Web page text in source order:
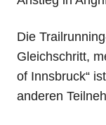
Die
Gleichschritt,
of Innsbruck“
anderen